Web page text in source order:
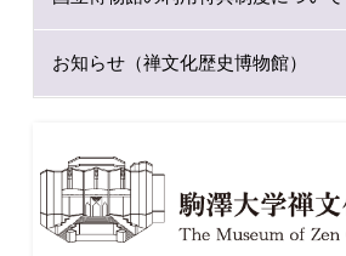
お知らせ（禅文化歴史博物館）